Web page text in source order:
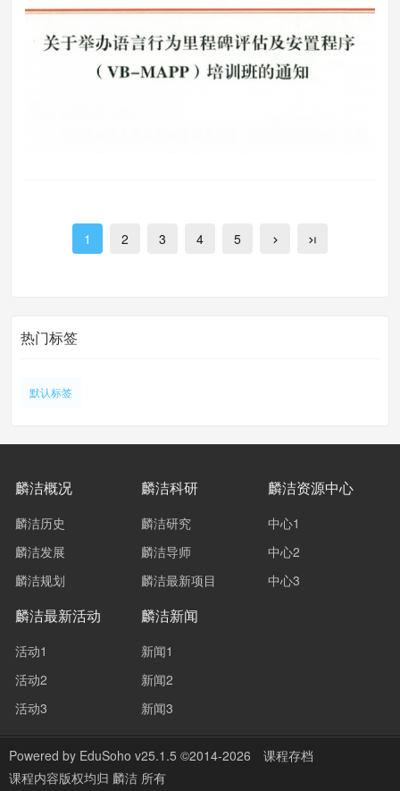
1 2 3 4 5
热门标签
默认标签
麟洁概况
麟洁历史
麟洁发展
麟洁规划
麟洁科研
麟洁研究
麟洁导师
麟洁最新项目
麟洁资源中心
中心1
中心2
中心3
麟洁最新活动
活动1
活动2
活动3
麟洁新闻
新闻1
新闻2
新闻3
Powered by EduSoho v25.1.5 ©2014-2026
课程存档
课程内容版权均归 麟洁 所有